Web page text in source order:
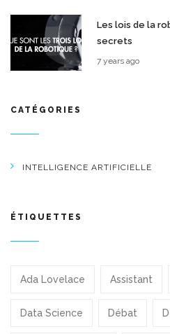
Les lois de la
secrets
7 years ago
CATÉGORIES
INTELLIGENCE ARTIFICIELLE
ÉTIQUETTES
Ada Lovelace Assistant
Data Science Débat